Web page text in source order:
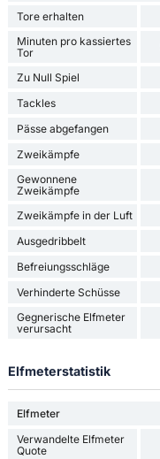
Tore erhalten
Minuten pro kassiertes
Tor
Zu Null Spiel
Tackles
Pässe abgefangen
Zweikämpfe
Gewonnene
Zweikämpfe
Zweikämpfe in der Luft
Ausgedribbelt
Befreiungsschläge
Verhinderte Schüsse
Gegnerische Elfmeter
verursacht
Elfmeterstatistik
Elfmeter
Verwandelte Elfmeter
Quote